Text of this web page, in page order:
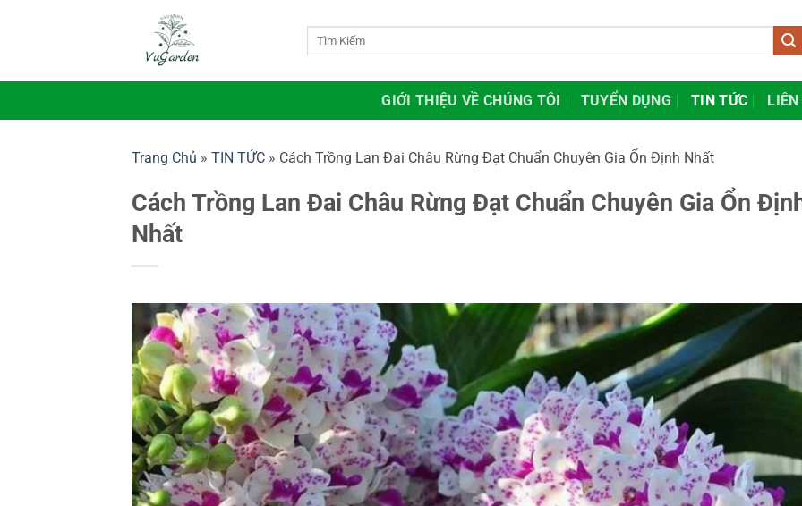
dung
GIỚI THIỆU VỀ CHÚNG TÔI TUYỂN DỤNG TIN TỨC LIÊN
Trang Chủ » TIN TỨC » Cách Trồng Lan Đai Châu Rừng Đạt Chuẩn Chuyên Gia Ổn Định Nhất
Cách Trồng Lan Đai Châu Rừng Đạt Chuẩn Chuyên Gia Ổn
Nhất